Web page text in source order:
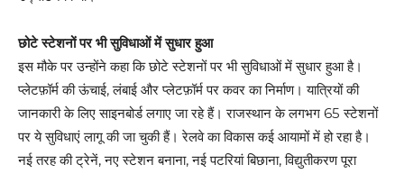
छोटे स्टेशनों पर भी सुविधाओं में सुधार हुआ
इस मौके पर उन्होंने कहा कि छोटे स्टेशनों पर भी सुविधाओं में सुधार हुआ है।
प्लेटफ़ॉर्म की ऊंचाई, लंबाई और प्लेटफ़ॉर्म पर कवर का निर्माण। यात्रियों की
जानकारी के लिए साइनबोर्ड लगाए जा रहे हैं। राजस्थान के लगभग 65 स्टेशनों
पर ये सुविधाएं लागू की जा चुकी हैं। रेलवे का विकास कई आयामों में हो रहा है।
नई तरह की ट्रेनें, नए स्टेशन बनाना, नई पटरियां बिछाना, विद्युतीकरण पूरा